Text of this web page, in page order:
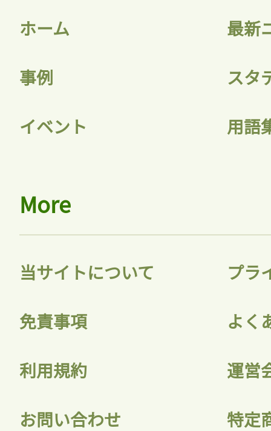
会員
ホーム 最新
事例 スタ
イベント 用語
More
当サイトについて プラ
免責事項 よく
利用規約 運営
お問い合わせ 特定